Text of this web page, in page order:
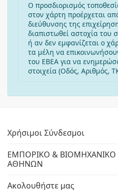
Ο προσδιορισμός
στον χάρτη προέρχεται
διεύθυνσης της
διαπιστωθεί αστοχία του
ή αν δεν εμφανίζεται ο
τα μέλη να
του ΕΒΕΑ για να
στοιχεία (Οδός, Αριθμός,
Χρήσιμοι Σύνδεσμοι
ΕΜΠΟΡΙΚΟ & ΒΙΟΜΗΧΑΝΙΚΟ
ΑΘΗΝΩΝ
Ακολουθήστε μας